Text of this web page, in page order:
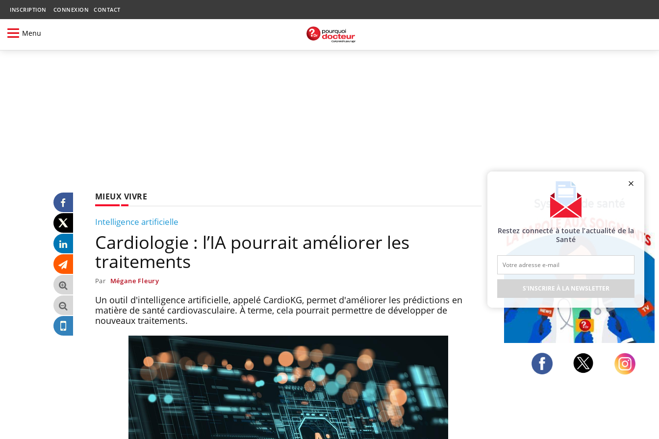
INSCRIPTION CONNEXION CONTACT
Menu
MIEUX VIVRE
Intelligence artificielle
Cardiologie : l’IA pourrait améliorer les
traitements
Par Mégane Fleury
Un outil d'intelligence artificielle, appelé CardioKG, permet d'améliorer les prédictions en
matière de santé cardiovasculaire. À terme, cela pourrait permettre de développer de
nouveaux traitements.
Restez connecté à toute l’actualité de la
Santé
S'INSCRIRE À LA NEWSLETTER